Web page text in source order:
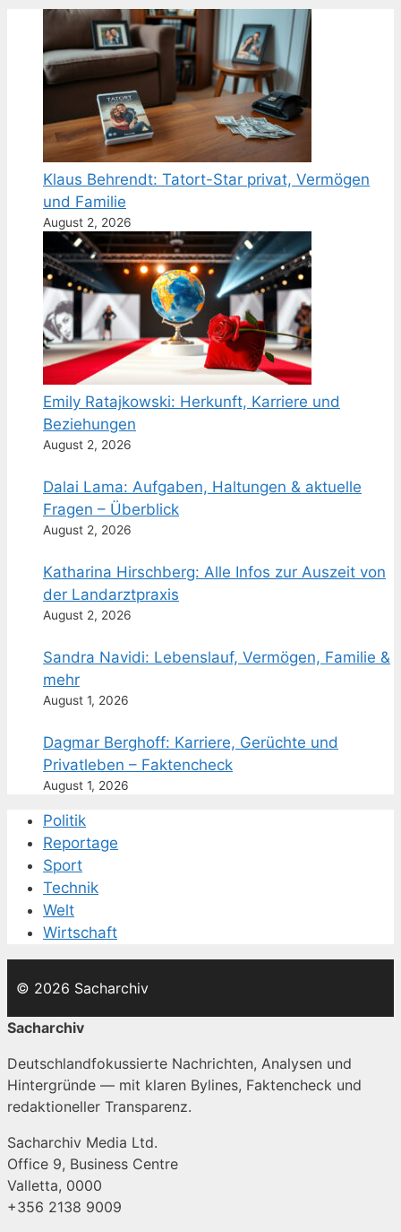
Klaus Behrendt: Tatort-Star privat, Vermögen
und Familie
August 2, 2026
Emily Ratajkowski: Herkunft, Karriere und
Beziehungen
August 2, 2026
Dalai Lama: Aufgaben, Haltungen & aktuelle
Fragen – Überblick
August 2, 2026
Katharina Hirschberg: Alle Infos zur Auszeit von
der Landarztpraxis
August 2, 2026
Sandra Navidi: Lebenslauf, Vermögen, Familie &
mehr
August 1, 2026
Dagmar Berghoff: Karriere, Gerüchte und
Privatleben – Faktencheck
August 1, 2026
Politik
Reportage
Sport
Technik
Welt
Wirtschaft
© 2026 Sacharchiv
Sacharchiv
Deutschlandfokussierte Nachrichten, Analysen und
Hintergründe — mit klaren Bylines, Faktencheck und
redaktioneller Transparenz.
Sacharchiv Media Ltd.
Office 9, Business Centre
Valletta, 0000
+356 2138 9009